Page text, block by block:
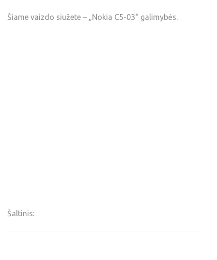
Šiame vaizdo siužete – „Nokia C5-03“ galimybės.
Šaltinis: